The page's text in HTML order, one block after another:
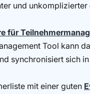
und unkomplizierter
für
Tool kann
synchronisiert sich
mit einer guten